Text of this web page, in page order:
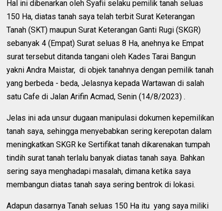
Hal ini dibenarkan oleh Syafii selaku pemilik tanah seluas
150 Ha, diatas tanah saya telah terbit Surat Keterangan
Tanah (SKT) maupun Surat Keterangan Ganti Rugi (SKGR)
sebanyak 4 (Empat) Surat seluas 8 Ha, anehnya ke Empat
surat tersebut ditanda tangani oleh Kades Tarai Bangun
yakni Andra Maistar, di objek tanahnya dengan pemilik tanah
yang berbeda - beda, Jelasnya kepada Wartawan di salah
satu Cafe di Jalan Arifin Acmad, Senin (14/8/2023) .
Jelas ini ada unsur dugaan manipulasi dokumen kepemilikan
tanah saya, sehingga menyebabkan sering kerepotan dalam
meningkatkan SKGR ke Sertifikat tanah dikarenakan tumpah
tindih surat tanah terlalu banyak diatas tanah saya. Bahkan
sering saya menghadapi masalah, dimana ketika saya
membangun diatas tanah saya sering bentrok di lokasi.
Adapun dasarnya Tanah seluas 150 Ha itu yang saya miliki